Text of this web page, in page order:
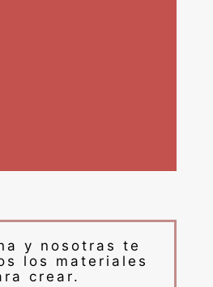
y nosotras te
los materiales
crear.